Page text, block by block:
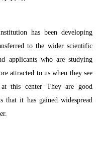
has been developing
to the wider scientific
applicants who are studying
attracted to us when they see
this center They are good
that it has gained widespread